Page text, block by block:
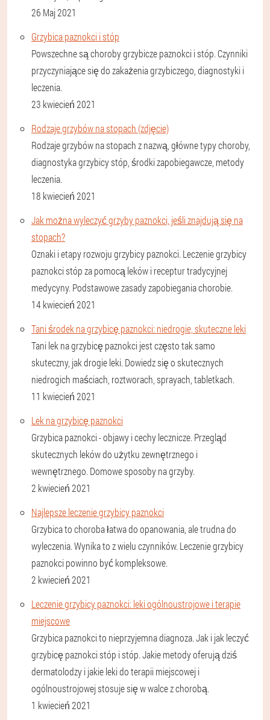
26 Maj 2021
Grzybica paznokci i stóp
Powszechne są choroby grzybicze paznokci i stóp. Czynniki
przyczyniające się do zakażenia grzybiczego, diagnostyki i
leczenia.
23 kwiecień 2021
Rodzaje grzybów na stopach (zdjęcie)
Rodzaje grzybów na stopach z nazwą, główne typy choroby,
diagnostyka grzybicy stóp, środki zapobiegawcze, metody
leczenia.
18 kwiecień 2021
Jak można wyleczyć grzyby paznokci, jeśli znajdują się na
stopach?
Oznaki i etapy rozwoju grzybicy paznokci. Leczenie grzybicy
paznokci stóp za pomocą leków i receptur tradycyjnej
medycyny. Podstawowe zasady zapobiegania chorobie.
14 kwiecień 2021
Tani środek na grzybicę paznokci: niedrogie, skuteczne leki
Tani lek na grzybicę paznokci jest często tak samo
skuteczny, jak drogie leki. Dowiedz się o skutecznych
niedrogich maściach, roztworach, sprayach, tabletkach.
11 kwiecień 2021
Lek na grzybicę paznokci
Grzybica paznokci - objawy i cechy lecznicze. Przegląd
skutecznych leków do użytku zewnętrznego i
wewnętrznego. Domowe sposoby na grzyby.
2 kwiecień 2021
Najlepsze leczenie grzybicy paznokci
Grzybica to choroba łatwa do opanowania, ale trudna do
wyleczenia. Wynika to z wielu czynników. Leczenie grzybicy
paznokci powinno być kompleksowe.
2 kwiecień 2021
Leczenie grzybicy paznokci: leki ogólnoustrojowe i terapie
miejscowe
Grzybica paznokci to nieprzyjemna diagnoza. Jak i jak leczyć
grzybicę paznokci stóp i stóp. Jakie metody oferują dziś
dermatolodzy i jakie leki do terapii miejscowej i
ogólnoustrojowej stosuje się w walce z chorobą.
1 kwiecień 2021